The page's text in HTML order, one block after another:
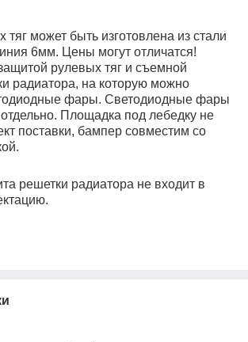
может быть изготовлена из стали
6мм. Цены могут отличатся!
рулевых тяг и съемной
радиатора, на которую можно
фары. Светодиодные фары
Площадка под лебедку не
поставки, бампер совместим со
решетки радиатора не входит в